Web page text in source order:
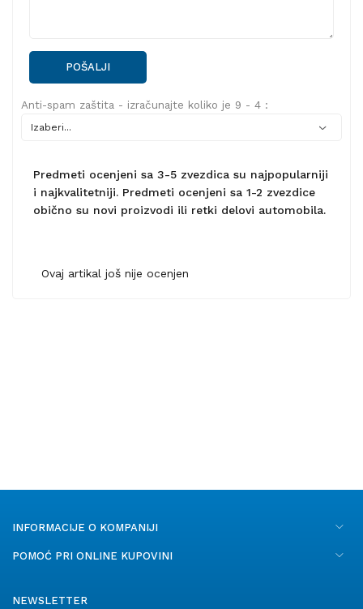
POŠALJI
Anti-spam zaštita - izračunajte koliko je 9 - 4 :
Predmeti ocenjeni sa 3-5 zvezdica su najpopularniji
i najkvalitetniji. Predmeti ocenjeni sa 1-2 zvezdice
obično su novi proizvodi ili retki delovi automobila.
Ovaj artikal još nije ocenjen
INFORMACIJE O KOMPANIJI
POMOĆ PRI ONLINE KUPOVINI
NEWSLETTER